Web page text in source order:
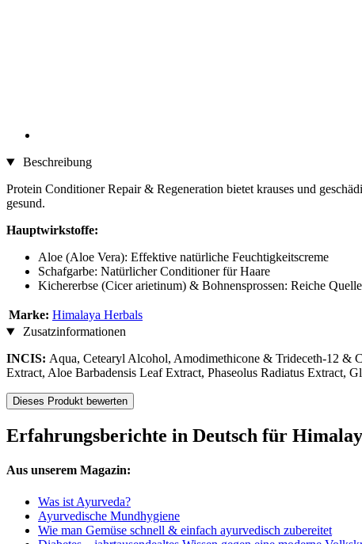
Beschreibung
Protein Conditioner Repair & Regeneration bietet krauses und
gesund.
Hauptwirkstoffe:
Aloe (Aloe Vera): Effektive natürliche Feuchtigkeitscreme
Schafgarbe: Natürlicher Conditioner für Haare
Kichererbse (Cicer arietinum) & Bohnensprossen: Reiche
Marke: Himalaya Herbals
Zusatzinformationen
INCIS: Aqua, Cetearyl Alcohol, Amodimethicone & Trideceth-12 &
Extract, Aloe Barbadensis Leaf Extract, Phaseolus Radiatus Extract,
Dieses Produkt bewerten
Erfahrungsberichte in Deutsch für
Aus unserem Magazin:
Was ist Ayurveda?
Ayurvedische Mundhygiene
Wie man Gemüse schnell & einfach ayurvedisch zubereitet